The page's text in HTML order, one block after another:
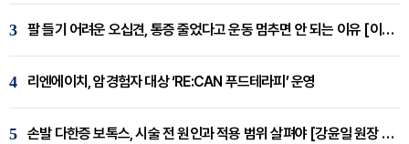
3 팔 들기 어려운 오십견, 통증 줄었다고 운동 멈추면 안 되는 이유 [이병욱 원장 칼럼]
4 리엔에이치, 암경험자 대상 ‘RE:CAN 푸드테라피’ 운영
5 손발 다한증 보톡스, 시술 전 원인과 적용 범위 살펴야 [강윤일 원장 칼럼]